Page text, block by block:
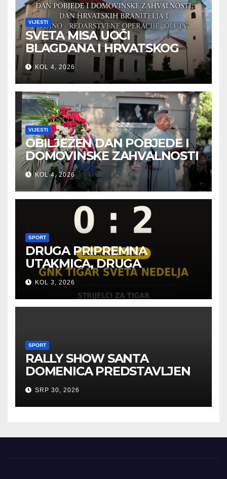
VIJESTI
SVETA MISA UOČI
BLAGDANA I HRVATSKOG
PRAZNIKA SLOBODE
KOL 4, 2026
VIJESTI
OBILJEŽEN DAN POBJEDE I
DOMOVINSKE ZAHVALNOSTI
U SVETOJ NEDELJI
KOL 4, 2026
SPORT
DRUGA PRIPREMNA
UTAKMICA, DRUGA
POBJEDA ZA TIGROVE
KOL 3, 2026
SPORT
RALLY SHOW SANTA
DOMENICA PREDSTAVLJEN
U AUSTRIJI
SRP 30, 2026